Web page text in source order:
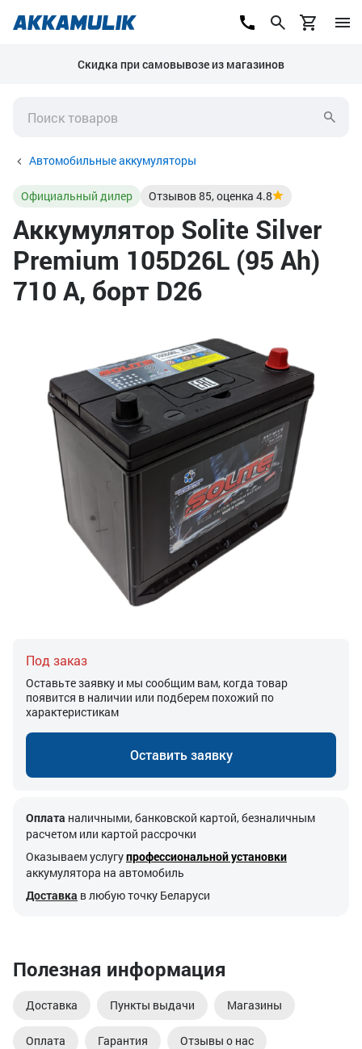
Скидка при самовывозе из магазинов
Автомобильные аккумуляторы
Официальный дилер Отзывов85, оценка 4.8
Аккумулятор Solite Silver
Premium 105D26L (95 Ah)
710 А, борт D26
Под заказ
Оставьте заявку и мы сообщим вам, когда товар
появится в наличии или подберем похожий по
характеристикам
Оставить заявку
Оплата наличными, банковской картой, безналичным
расчетом или картой рассрочки
Оказываем услугупрофессиональной установки
аккумулятора на автомобиль
Доставка в любую точку Беларуси
Полезная информация
Доставка Пункты выдачи Магазины
Оплата Гарантия Отзывы о нас